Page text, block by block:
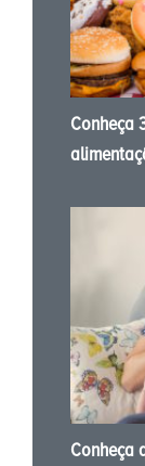
Conheça
Conheça